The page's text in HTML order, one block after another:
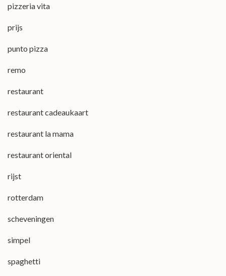
pizzeria vita
prijs
punto pizza
remo
restaurant
restaurant cadeaukaart
restaurant la mama
restaurant oriental
rijst
rotterdam
scheveningen
simpel
spaghetti